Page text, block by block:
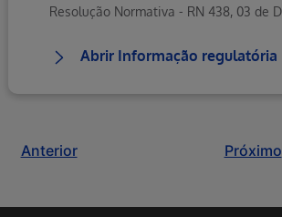
Abrir Informação regulatória
Anterior Próximo